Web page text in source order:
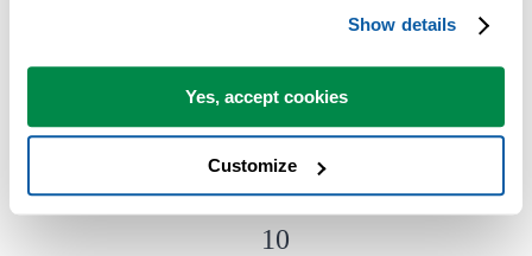
Show details
Yes, accept cookies
Customize
Strumenti Excel che fanno risparmiare tempo
Gli strumenti di ASAP Utilities ti aiutano a risparmiare tempo e a
cose che Excel da solo non può fare.
10